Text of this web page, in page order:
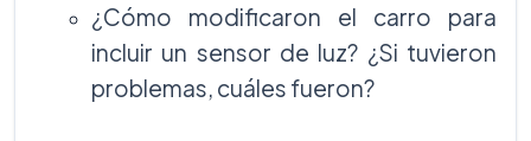
¿Cómo modificaron el carro para
incluir un sensor de luz? ¿Si tuvieron
problemas, cuáles fueron?